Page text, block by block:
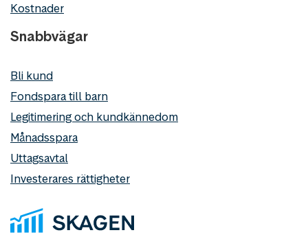
Kostnader
Snabbvägar
Bli kund
Fondspara till barn
Legitimering och kundkännedom
Månadsspara
Uttagsavtal
Investerares rättigheter